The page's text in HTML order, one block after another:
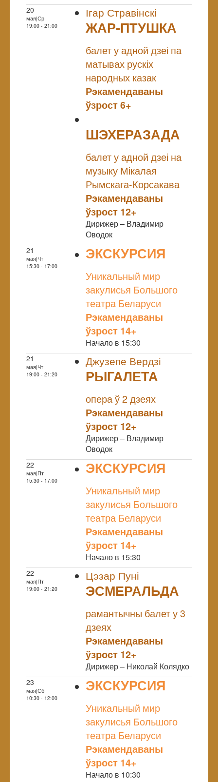
20
мая|Ср
19:00 - 21:00
Ігар Стравінскі
ЖАР-ПТУШКА
балет у адной дзеі па
матывах рускіх
народных казак
Рэкамендаваны
ўзрост 6+
ШЭХЕРАЗАДА
балет у адной дзеі на
музыку Мікалая
Рымскага-Корсакава
Рэкамендаваны
ўзрост 12+
Дирижер – Владимир
Оводок
21
мая|Чт
15:30 - 17:00
ЭКСКУРСИЯ
Уникальный мир
закулисья Большого
театра Беларуси
Рэкамендаваны
ўзрост 14+
Начало в 15:30
21
мая|Чт
19:00 - 21:20
Джузепе Вердзі
РЫГАЛЕТА
опера ў 2 дзеях
Рэкамендаваны
ўзрост 12+
Дирижер – Владимир
Оводок
22
мая|Пт
15:30 - 17:00
ЭКСКУРСИЯ
Уникальный мир
закулисья Большого
театра Беларуси
Рэкамендаваны
ўзрост 14+
Начало в 15:30
22
мая|Пт
19:00 - 21:20
Цэзар Пуні
ЭСМЕРАЛЬДА
рамантычны балет у 3
дзеях
Рэкамендаваны
ўзрост 12+
Дирижер – Николай Колядко
23
мая|Сб
10:30 - 12:00
ЭКСКУРСИЯ
Уникальный мир
закулисья Большого
театра Беларуси
Рэкамендаваны
ўзрост 14+
Начало в 10:30